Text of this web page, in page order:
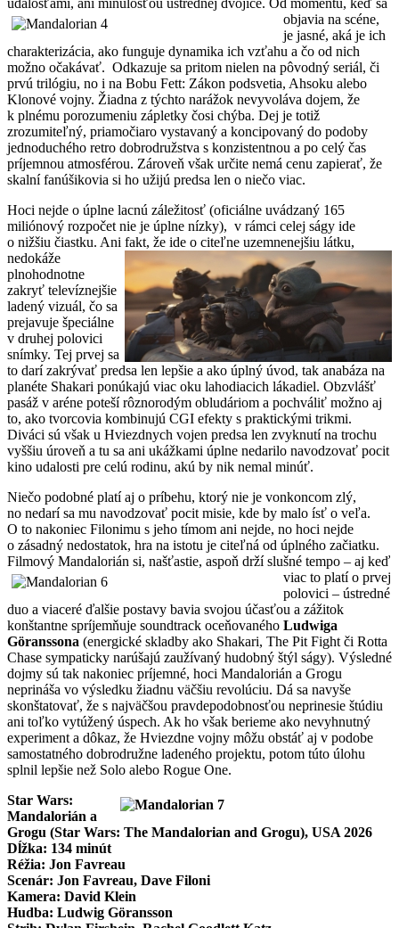
objavia na scéne,
je jasné, aká je ich
charakterizácia, ako funguje dynamika ich vzťahu a čo od nich
možno očakávať. Odkazuje sa pritom nielen na pôvodný seriál, či
prvú trilógiu, no i na Bobu Fett: Zákon podsvetia, Ahsoku alebo
Klonové vojny. Žiadna z týchto narážok nevyvoláva dojem, že
k plnému porozumeniu zápletky čosi chýba. Dej je totiž
zrozumiteľný, priamočiaro vystavaný a koncipovaný do podoby
jednoduchého retro dobrodružstva s konzistentnou a po celý čas
príjemnou atmosférou. Zároveň však určite nemá cenu zapierať, že
skalní fanúšikovia si ho užijú predsa len o niečo viac.
Hoci nejde o úplne lacnú záležitosť (oficiálne uvádzaný 165
miliónový rozpočet nie je úplne nízky), v rámci celej ságy ide
o nižšiu čiastku. Ani fakt, že ide o citeľne uzemnenejšiu látku,
nedokáže
plnohodnotne
zakryť televíznejšie
ladený vizuál, čo sa
prejavuje špeciálne
v druhej polovici
snímky. Tej prvej sa
to darí zakrývať predsa len lepšie a ako úplný úvod, tak anabáza na
planéte Shakari ponúkajú viac oku lahodiacich lákadiel. Obzvlášť
pasáž v aréne poteší rôznorodým obludáriom a pochváliť možno aj
to, ako tvorcovia kombinujú CGI efekty s praktickými trikmi.
Diváci sú však u Hviezdnych vojen predsa len zvyknutí na trochu
vyššiu úroveň a tu sa ani ukážkami úplne nedarilo navodzovať pocit
kino udalosti pre celú rodinu, akú by nik nemal minúť.
Niečo podobné platí aj o príbehu, ktorý nie je vonkoncom zlý,
no nedarí sa mu navodzovať pocit misie, kde by malo ísť o veľa.
O to nakoniec Filonimu s jeho tímom ani nejde, no hoci nejde
o zásadný nedostatok, hra na istotu je citeľná od úplného začiatku.
Filmový Mandalorián si, našťastie, aspoň drží slušné tempo – aj keď
viac to platío prvej
polovici – ústredné
duo a viaceré ďalšie postavy bavia svojou účasťou a zážitok
konštantne spríjemňuje soundtrack oceňovaného Ludwiga
Göranssona (energické skladby ako Shakari, The Pit Fight či Rotta
Chase sympaticky narúšajú zaužívaný hudobný štýl ságy). Výsledné
dojmy sú tak nakoniec príjemné, hoci Mandalorián a Grogu
neprináša vo výsledku žiadnu väčšiu revolúciu. Dá sa navyše
skonštatovať, že s najväčšou pravdepodobnosťou neprinesie štúdiu
ani toľko vytúžený úspech. Ak ho však berieme ako nevyhnutný
experiment a dôkaz, že Hviezdne vojny môžu obstáť aj v podobe
samostatného dobrodružne ladeného projektu, potom túto úlohu
splnil lepšie než Solo alebo Rogue One.
Star Wars:
Mandalorián a
Grogu (Star Wars: The Mandalorian and Grogu), USA 2026
Dĺžka: 134 minút
Réžia: Jon Favreau
Scenár: Jon Favreau, Dave Filoni
Kamera: David Klein
Hudba: Ludwig Göransson